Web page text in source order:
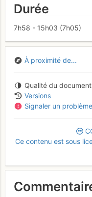
Durée
7h58 - 15h03 (7h05)
À proximité de...
Qualité du document
Versions
Signaler un problème
Ce contenu est sous